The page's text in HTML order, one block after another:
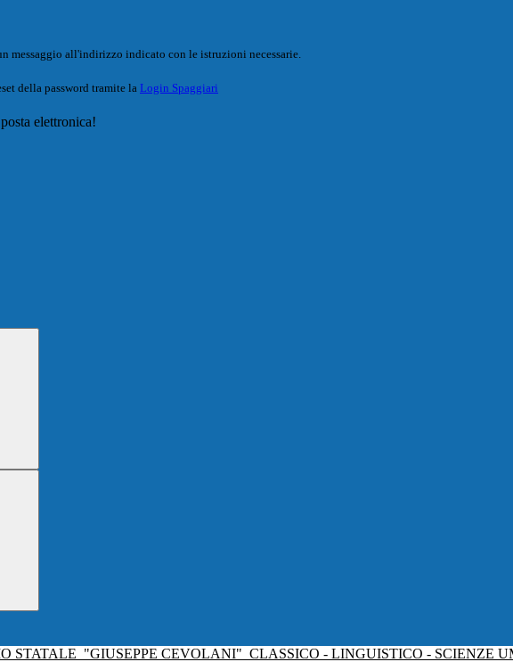
messaggio all'indirizzo indicato con le istruzioni necessarie.
della password tramite la Login Spaggiari
elettronica!
STATALE "GIUSEPPE CEVOLANI" CLASSICO - LINGUISTICO - SCIENZE